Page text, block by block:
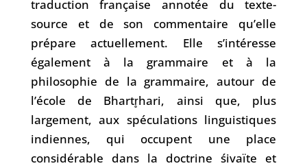
traduction française annotée du texte-
source et de son commentaire qu’elle
prépare actuellement. Elle s’intéresse
également à la grammaire et à la
philosophie de la grammaire, autour de
l’école de Bhartr̥hari, ainsi que, plus
largement, aux spéculations linguistiques
indiennes, qui occupent une place
considérable dans la doctrine śivaïte et